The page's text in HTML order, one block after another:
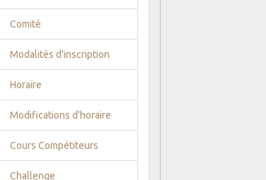
Comité
Modalités d'inscription
Horaire
Modifications d'horaire
Cours Compétiteurs
Challenge